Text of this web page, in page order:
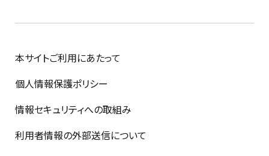
本サイトご利用にあたって
個人情報保護ポリシー
情報セキュリティへの取組み
利用者情報の外部送信について